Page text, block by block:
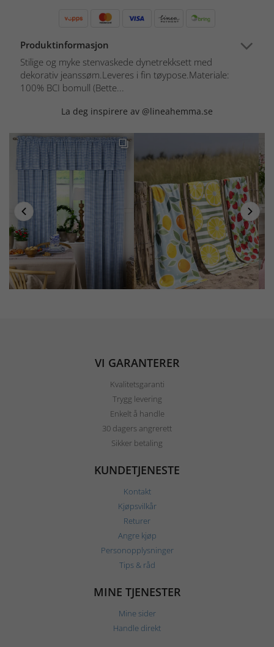
Produktinformasjon
Stilige og myke stenvaskede dynetrekksett med
dekorativ jeanssøm.Leveres i fin tøypose.Materiale:
100% BCI bomull (Bette...
La deg inspirere av @lineahemma.se
VI GARANTERER
Kvalitetsgaranti
Trygg levering
Enkelt å handle
30 dagers angrerett
Sikker betaling
KUNDETJENESTE
Kontakt
Kjøpsvilkår
Returer
Angre kjøp
Personopplysninger
Tips & råd
MINE TJENESTER
Mine sider
Handle direkt